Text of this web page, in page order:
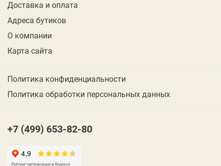
Доставка и оплата
Адреса бутиков
О компании
Карта сайта
Политика конфиденциальности
Политика обработки персональных данных
+7 (499) 653-82-80